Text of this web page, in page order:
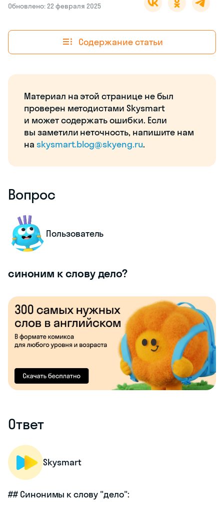
Обновлено: 22 февраля 2025
Содержание статьи
Материал на этой странице не был
проверен методистами Skysmart
и может содержать ошибки. Если
вы заметили неточность, напишите нам
на skysmart.blog@skyeng.ru.
Вопрос
Пользователь
синоним к слову дело?
Ответ
Skysmart
## Синонимы к слову "дело":